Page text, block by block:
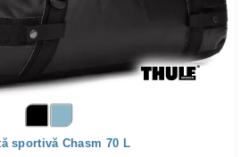
sportivă Chasm 70 L